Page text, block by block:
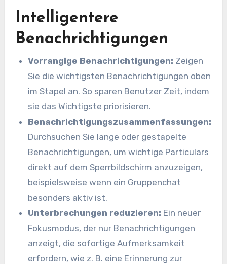
Intelligentere
Benachrichtigungen
Vorrangige Benachrichtigungen: Zeigen
Sie die wichtigsten Benachrichtigungen oben
im Stapel an. So sparen Benutzer Zeit, indem
sie das Wichtigste priorisieren.
Benachrichtigungszusammenfassungen:
Durchsuchen Sie lange oder gestapelte
Benachrichtigungen, um wichtige Particulars
direkt auf dem Sperrbildschirm anzuzeigen,
beispielsweise wenn ein Gruppenchat
besonders aktiv ist.
Unterbrechungen reduzieren: Ein neuer
Fokusmodus, der nur Benachrichtigungen
anzeigt, die sofortige Aufmerksamkeit
erfordern, wie z. B. eine Erinnerung zur